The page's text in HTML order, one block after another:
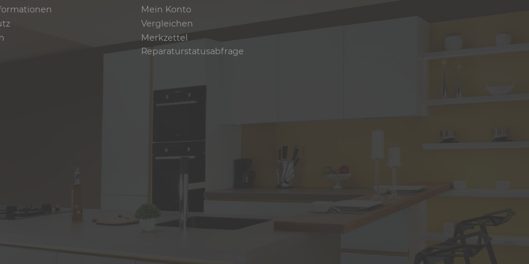
Mein Konto
Vergleichen
Merkzettel
Reparaturstatusabfrage